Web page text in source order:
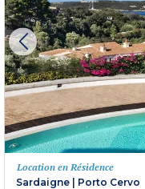
Location en Résidence
Sardaigne
Porto Cervo